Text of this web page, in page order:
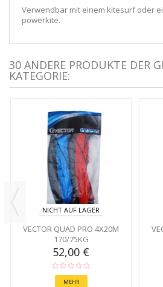
Verwendbar mit einem kitesurf oder
powerkite.
30 ANDERE PRODUKTE DER
KATEGORIE:
NICHT AUF LAGER
VECTOR QUAD PRO 4X20M
170/75KG
52,00 €
MEHR